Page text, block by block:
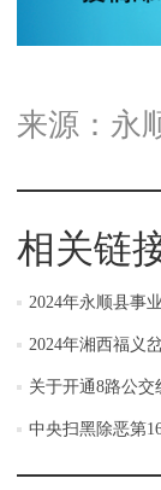
来源：永
相关链
2024年永顺县事
2024年湘西福义
关于开通8路公
中央扫黑除恶第